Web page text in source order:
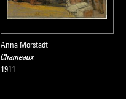
Anna Morstadt
Chameaux
1911